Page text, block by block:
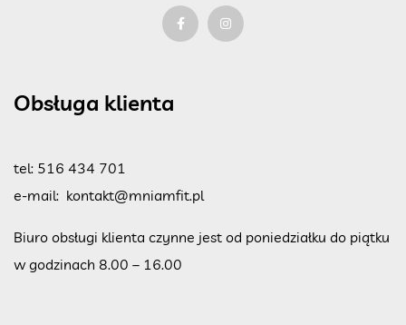
Obsługa klienta
tel: 516 434 701
e-mail: kontakt@mniamfit.pl
Biuro obsługi klienta czynne jest od poniedziałku do piątku
w godzinach 8.00 – 16.00